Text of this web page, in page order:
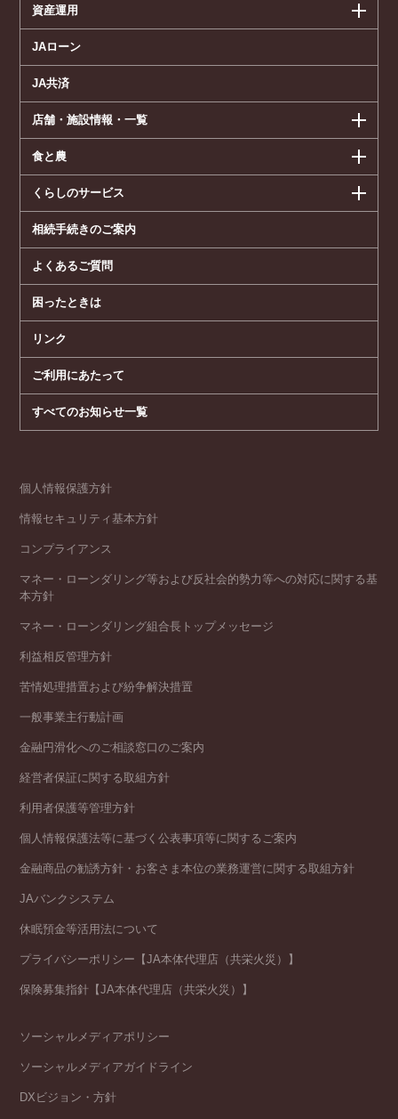
資産運用
JAローン
JA共済
店舗・施設情報・一覧
食と農
くらしのサービス
相続手続きのご案内
よくあるご質問
困ったときは
リンク
ご利用にあたって
すべてのお知らせ一覧
個人情報保護方針
情報セキュリティ基本方針
コンプライアンス
マネー・ローンダリング等および反社会的勢力等への対応に関する基
本方針
マネー・ローンダリング組合長トップメッセージ
利益相反管理方針
苦情処理措置および紛争解決措置
一般事業主行動計画
金融円滑化へのご相談窓口のご案内
経営者保証に関する取組方針
利用者保護等管理方針
個人情報保護法等に基づく公表事項等に関するご案内
金融商品の勧誘方針・お客さま本位の業務運営に関する取組方針
JAバンクシステム
休眠預金等活用法について
プライバシーポリシー【JA本体代理店（共栄火災）】
保険募集指針【JA本体代理店（共栄火災）】
ソーシャルメディアポリシー
ソーシャルメディアガイドライン
DXビジョン・方針